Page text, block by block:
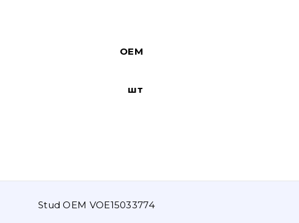
OEM
шт
Stud OEM VOE15033774